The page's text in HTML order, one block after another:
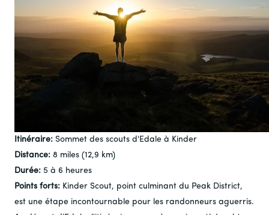
Itinéraire: Sommet des scouts d'Edale à Kinder
Distance: 8 miles (12,9 km)
Durée: 5 à 6 heures
Points forts: Kinder Scout, point culminant du Peak District,
est une étape incontournable pour les randonneurs aguerris.